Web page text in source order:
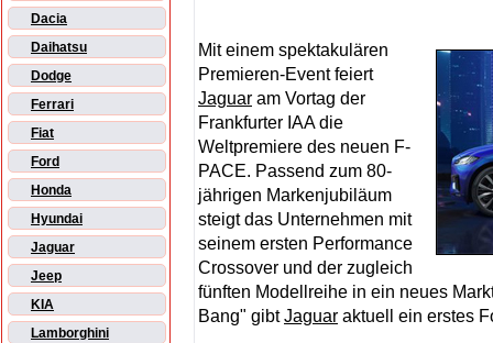
Dacia
Daihatsu
Dodge
Ferrari
Fiat
Ford
Honda
Hyundai
Jaguar
Jeep
KIA
Lamborghini
Mit einem spektakulären
Premieren-Event feiert
Jaguar am Vortag der
Frankfurter IAA die
Weltpremiere des neuen F-
PACE. Passend zum 80-
jährigen Markenjubiläum
steigt das Unternehmen mit
seinem ersten Performance
Crossover und der zugleich
fünften Modellreihe in ein neues
Bang" gibtJaguar aktuell ein erstes